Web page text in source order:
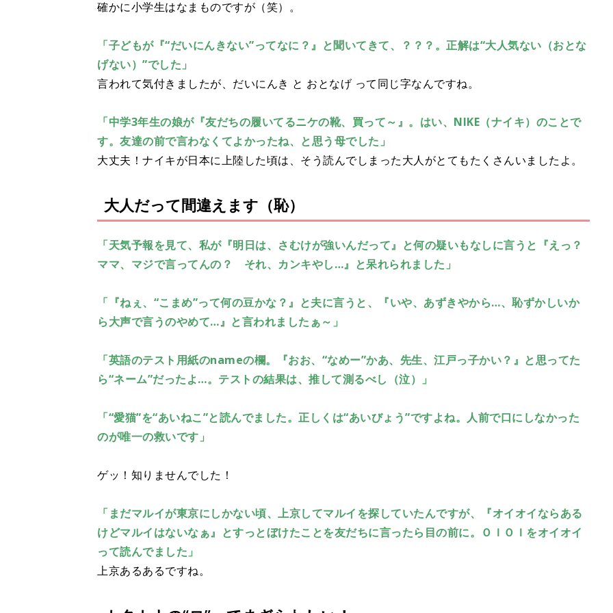
確かに小学生はなまものですが（笑）。
「子どもが『“だいにんきない”ってなに？』と聞いてきて、？？？。正解は“大人気ない（おとな
げない）”でした」
言われて気付きましたが、だいにんき と おとなげ って同じ字なんですね。
「中学3年生の娘が『友だちの履いてるニケの靴、買って～』。はい、NIKE（ナイキ）のことで
す。友達の前で言わなくてよかったね、と思う母でした」
大丈夫！ナイキが日本に上陸した頃は、そう読んでしまった大人がとてもたくさんいましたよ。
大人だって間違えます（恥）
「天気予報を見て、私が『明日は、さむけが強いんだって』と何の疑いもなしに言うと『えっ？
ママ、マジで言ってんの？ それ、カンキやし…』と呆れられました」
「『ねぇ、“こまめ”って何の豆かな？』と夫に言うと、『いや、あずきやから…、恥ずかしいか
ら大声で言うのやめて…』と言われましたぁ～」
「英語のテスト用紙のnameの欄。『おお、“なめー”かあ、先生、江戸っ子かい？』と思ってた
ら“ネーム”だったよ…。テストの結果は、推して測るべし（泣）」
「“愛猫”を“あいねこ”と読んでました。正しくは“あいびょう”ですよね。人前で口にしなかった
のが唯一の救いです」
ゲッ！知りませんでした！
「まだマルイが東京にしかない頃、上京してマルイを探していたんですが、『オイオイならある
けどマルイはないなぁ』とすっとぼけたことを友だちに言ったら目の前に。ＯＩＯＩをオイオイ
って読んでました」
上京あるあるですね。